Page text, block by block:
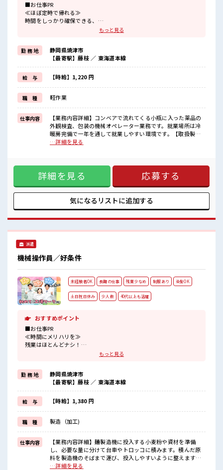
■お仕事PR
≪ほぼ定時で帰れる≫
時間をしっかり確保できる、
≪女性も活躍できる職場≫
もちろん男性の応募も歓迎です！
≪髪色自由で自分らしく働く≫
明るすぎたり奇抜でなければ基本的に自由！
(規定有)≪機能的な制服アリ≫
制服があるので、
毎日の服装の悩み解消♪
≪様々なお仕事をご提案≫
一人で悩まず気軽に相談できる、
派遣のお仕事です！
■職場の雰囲気
女性が多い職場ですが男女は問いません！
髪型自由な職場！
残業は基本ないので定時でサクッと帰宅OK！
もっと見る
勤 務 地
静岡県焼津市
【最寄駅】藤枝 ／ 東海道本線
給 与 【時給】1,220 円
職 種 軽作業
仕事内容
【業務内容詳細】コンベアで流れてくる小瓶に入った薬品の
外観検査、包装の機械オペレーター業務です。就業場所は冷
暖房完備で一年を通して就業しやすい環境です。【取扱製品
情報】点滴バッグ、注射薬を製造 ■お仕事PR ≪ほぼ定時で帰
活躍できる職場≫ もちろん男性の応募も歓迎です！ ≪髪色自
由で自分らしく働く≫ 明るすぎたり奇抜でなければ基本的に
自由！ (規定有)≪機能的な制服アリ≫ 制服があるので、 毎日
の服装の悩み解消♪ ≪様々なお仕事をご提案≫ 一人で悩まず
気軽に相談できる、 派遣のお仕事です！ ■職場の雰囲気 女性
が多い職場ですが男女は問いません！ 応募お待ちしておりま
残業は基本ないので定時でサクッと帰宅OK！
…詳細を見る
詳細を見る 応募する
気になるリストに追加する
派遣
機械操作員／好条件
未経験者OK 長期の仕事 残業少なめ 制服あり 染髪OK
土日祝日休み 少人数 40代以上も活躍
おすすめポイント
■お仕事PR
≪時間にメリハリを≫
残業はほとんどナシ！
場合によってはお願いすることもあります♪
週末は家族や友人と一緒にプライベート満喫！
≪髪型自由≫
基本的に髪色自由で明るすぎたり奇抜でなければOKです！
(規定有)制服があると毎日の服選びに悩まずOK♪
≪未経験でも活躍できる≫
新しいことにチャレンジするのは不安だけど、
しっかり働く環境が整っています！
イチからスキルUP・ステップUP目指していきましょう！
≪収入アップを目指せる≫
高時給だらけの派遣のお仕事です！
■職場の雰囲気
少人数でアットホームな雰囲気の職場！
もっと見る
勤 務 地
静岡県焼津市
【最寄駅】藤枝 ／ 東海道本線
給 与 【時給】1,380 円
職 種 製造（加工)
仕事内容
【業務内容詳細】麺製造機に投入する小麦粉や資材を準備
し、必要な量に分けて台車やトロッコに積みます。積んだ原
料を製造機のそばまで運び、投入しやすいように整えます。
作業中は原料のこぼれや混入に注意し、腰や肩に負担をかけ
…詳細を見る